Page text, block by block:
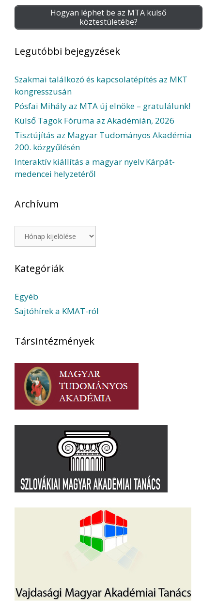
Hogyan léphet be az MTA külső
köztestületébe?
Legutóbbi bejegyzések
Szakmai találkozó és kapcsolatépítés az MKT
kongresszusán
Pósfai Mihály az MTA új elnöke – gratulálunk!
Külső Tagok Fóruma az Akadémián, 2026
Tisztújítás az Magyar Tudományos Akadémia
200. közgyűlésén
Interaktív kiállítás a magyar nyelv Kárpát-
medencei helyzetéről
Archívum
Archívum
Kategóriák
Egyéb
Sajtóhírek a KMAT-ról
Társintézmények